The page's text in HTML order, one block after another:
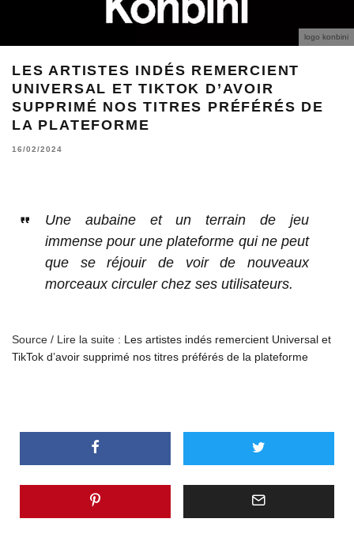
logo konbini
LES ARTISTES INDÉS REMERCIENT
UNIVERSAL ET TIKTOK D’AVOIR
SUPPRIMÉ NOS TITRES PRÉFÉRÉS DE
LA PLATEFORME
16/02/2024
Une aubaine et un terrain de jeu
immense pour une plateforme qui ne peut
que se réjouir de voir de nouveaux
morceaux circuler chez ses utilisateurs.
Source / Lire la suite : Les artistes indés remercient Universal et
TikTok d’avoir supprimé nos titres préférés de la plateforme